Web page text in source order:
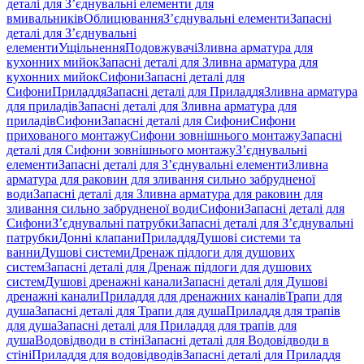
деталі для З’єднувальні елементи для
вмивальниківОблицюванняЗ’єднувальні елементиЗапасні
деталі для З’єднувальні
елементиУщільненняПодовжувачіЗливна арматура для
кухонних мийокЗапасні деталі для Зливна арматура для
кухонних мийокСифониЗапасні деталі для
СифониПриладдяЗапасні деталі для ПриладдяЗливна арматура
для приладівЗапасні деталі для Зливна арматура для
приладівСифониЗапасні деталі для СифониСифони
прихованого монтажуСифони зовнішнього монтажуЗапасні
деталі для Сифони зовнішнього монтажуЗ’єднувальні
елементиЗапасні деталі для З’єднувальні елементиЗливна
арматура для раковин для зливання сильно забрудненої
водиЗапасні деталі для Зливна арматура для раковин для
зливання сильно забрудненої водиСифониЗапасні деталі для
СифониЗ’єднувальні патрубкиЗапасні деталі для З’єднувальні
патрубкиДонні клапаниПриладдяДушові системи та
ванниДушові системиДренаж підлоги для душових
системЗапасні деталі для Дренаж підлоги для душових
системДушові дренажні каналиЗапасні деталі для Душові
дренажні каналиПриладдя для дренажних каналівТрапи для
душаЗапасні деталі для Трапи для душаПриладдя для трапів
для душаЗапасні деталі для Приладдя для трапів для
душаВодовідводи в стініЗапасні деталі для Водовідводи в
стініПриладдя для водовідводівЗапасні деталі для Приладдя